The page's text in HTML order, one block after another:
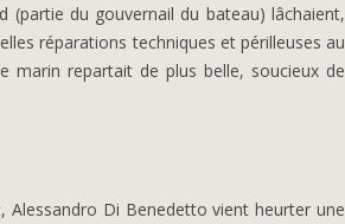
du gouvernail du bateau) lâchaient,
réparations techniques et périlleuses au
marin repartait de plus belle, soucieux de
Alessandro Di Benedetto vient heurter une